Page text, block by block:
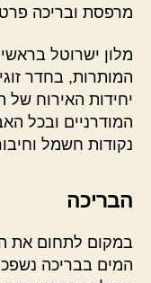
מרפסת ובריכה
מלון ישרוטל
המותרות, בחדר
יחידות האירוח של
המודרניים ובכל
נקודות חשמל
הבריכה
במקום לתחום את
המים בבריכה